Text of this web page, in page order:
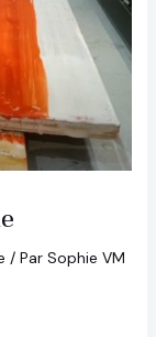
/ Par Sophie VM